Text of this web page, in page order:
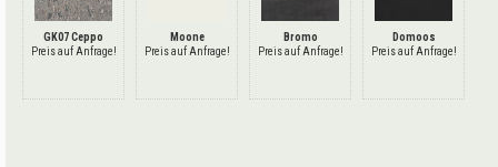
GK07 Ceppo
Preis auf Anfrage!
Moone
Preis auf Anfrage!
Bromo
Preis auf Anfrage!
Domoos
Preis auf Anfrage!